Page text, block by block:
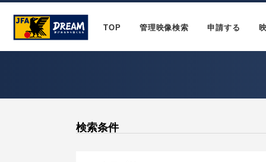
TOP 管理映像検索 申請する
検索条件